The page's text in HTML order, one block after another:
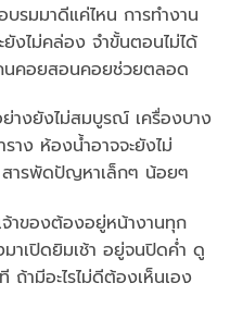
รมมาดีแค่ไหน การทำงาน
งไม่คล่อง จำขั้นตอนไม่ได้
นคอยสอนคอยช่วยตลอด
ย่างยังไม่สมบูรณ์ เครื่องบาง
าง ห้องน้ำอาจจะยังไม่
สารพัดปัญหาเล็กๆ น้อยๆ
จ้าของต้องอยู่หน้างานทุก
าเปิดยิมเช้า อยู่จนปิดค่ำ ดู
ามีอะไรไม่ดีต้องเห็นเอง